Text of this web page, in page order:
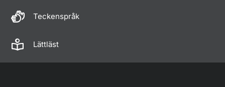
Teckenspråk
Lättläst